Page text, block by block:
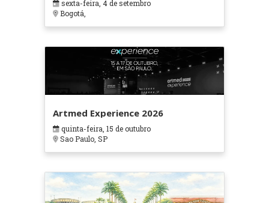
sexta-feira, 4 de setembro
Bogotá,
Artmed Experience 2026
quinta-feira, 15 de outubro
Sao Paulo, SP